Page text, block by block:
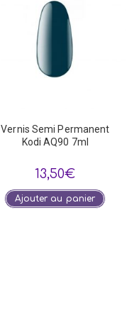
Vernis Semi Permanent
Kodi AQ90 7ml
13,50€
Ajouter au panier